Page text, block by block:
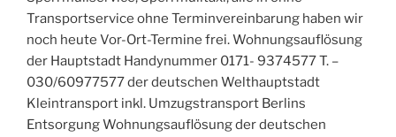
Transportservice ohne Terminvereinbarung haben wir
noch heute Vor-Ort-Termine frei. Wohnungsauflösung
der Hauptstadt Handynummer 0171- 9374577 T. –
030/60977577 der deutschen Welthauptstadt
Kleintransport inkl. Umzugstransport Berlins
Entsorgung Wohnungsauflösung der deutschen